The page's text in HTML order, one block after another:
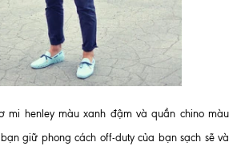
mi henley màu xanh đậm và quần chino màu
giữ phong cách off-duty của bạn sạch sẽ và